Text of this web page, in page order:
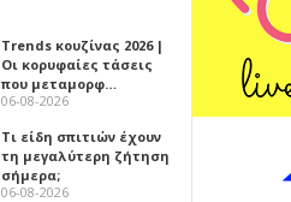
Trends κουζίνας 2026 |
Οι κορυφαίες τάσεις
που μεταμορφ…
06-08-2026
Τι είδη σπιτιών έχουν
τη μεγαλύτερη ζήτηση
σήμερα;
06-08-2026